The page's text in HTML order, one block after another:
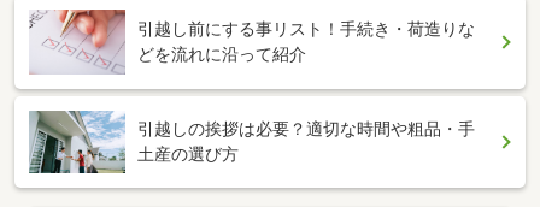
引越し前にする事リスト！手続き・荷造りな
どを流れに沿って紹介
引越しの挨拶は必要？適切な時間や粗品・手
土産の選び方